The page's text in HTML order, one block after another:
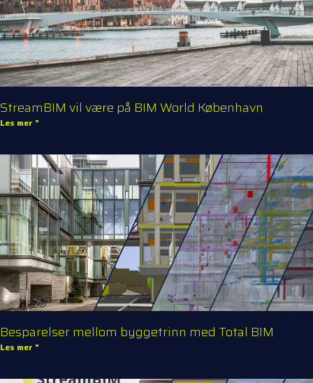
StreamBIM vil være på BIM World København
Les mer "
Besparelser mellom byggetrinn med Total BIM
Les mer "